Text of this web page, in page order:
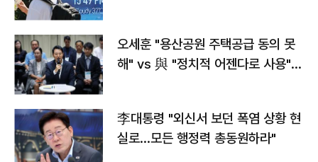
오세훈 "용산공원 주택공급 동의 못
해" vs 與 "정치적 어젠다로 사용"
李대통령 "외신서 보던 폭염 상황 현
실로…모든 행정력 총동원하라"